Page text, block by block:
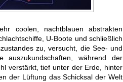
coolen, nachtblauen abstrakten
U-Boote und schließlich
zu, versucht, die See- und
während der
verstärkt, tief unter der Erde, hinter
der Lüftung das Schicksal der Welt